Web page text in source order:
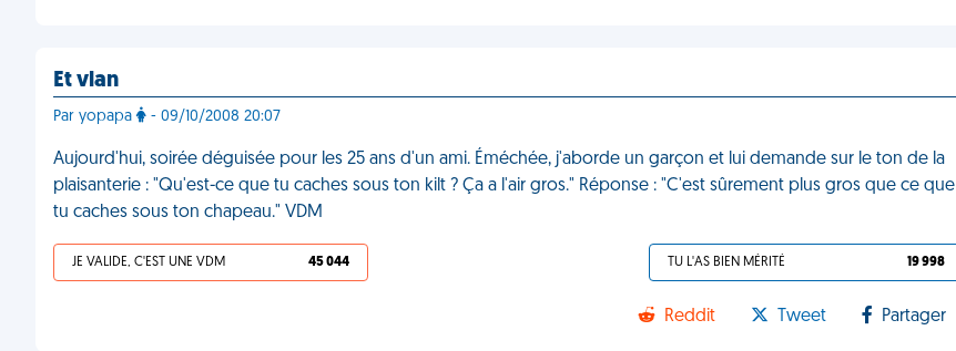
Et vlan
Par yopapa - 09/10/2008 20:07
Aujourd'hui, soirée déguisée pour les 25 ans d'un ami. Éméchée, j'aborde un garçon et lui demande sur le ton de la
plaisanterie : "Qu'est-ce que tu caches sous ton kilt ? Ça a l'air gros." Réponse : "C'est sûrement plus gros que ce que
tu caches sous ton chapeau." VDM
JE VALIDE, C'EST UNE VDM 45 044 TU L'AS BIEN MÉRITÉ 19 998
Reddit Tweet Partager